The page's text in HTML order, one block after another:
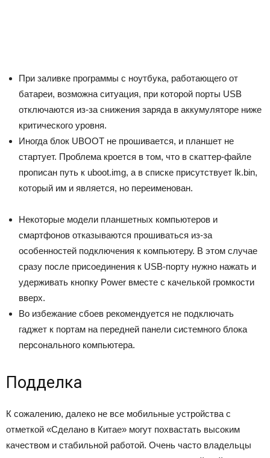
При заливке программы с ноутбука, работающего от
батареи, возможна ситуация, при которой порты USB
отключаются из-за снижения заряда в аккумуляторе ниже
критического уровня.
Иногда блок UBOOT не прошивается, и планшет не
стартует. Проблема кроется в том, что в скаттер-файле
прописан путь к uboot.img, а в списке присутствует lk.bin,
который им и является, но переименован.
Некоторые модели планшетных компьютеров и
смартфонов отказываются прошиваться из-за
особенностей подключения к компьютеру. В этом случае
сразу после присоединения к USB-порту нужно нажать и
удерживать кнопку Power вместе с качелькой громкости
вверх.
Во избежание сбоев рекомендуется не подключать
гаджет к портам на передней панели системного блока
персонального компьютера.
Подделка
К сожалению, далеко не все мобильные устройства с
отметкой «Сделано в Китае» могут похвастать высоким
качеством и стабильной работой. Очень часто владельцы